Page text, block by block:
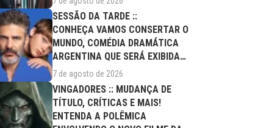
SESSÃO DA TARDE ::
CONHEÇA VAMOS CONSERTAR O
MUNDO, COMÉDIA DRAMÁTICA
ARGENTINA QUE SERÁ EXIBIDA
NESTA SEXTA (07/08)
7 de agosto de 2026
VINGADORES :: MUDANÇA DE
TÍTULO, CRÍTICAS E MAIS!
ENTENDA A POLÊMICA